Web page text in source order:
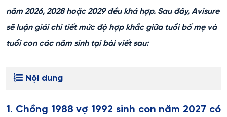
năm 2026, 2028 hoặc 2029 đều khá hợp. Sau đây, Avisure
sẽ luận giải chi tiết mức độ hợp khắc giữa tuổi bố mẹ và
tuổi con các năm sinh tại bài viết sau:
Nội dung
1. Chồng 1988 vợ 1992 sinh con năm 2027 có